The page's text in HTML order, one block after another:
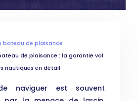
bateau de plaisance
de plaisance : la garantie vol
nautiques en détail
naviguer est souvent